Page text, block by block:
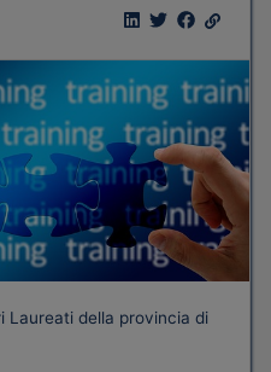
Laureati della provincia di